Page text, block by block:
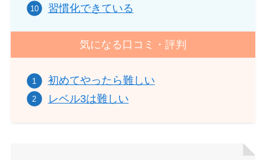
習慣化できている
気になる口コミ・評判
初めてやったら難しい
レベル3は難しい